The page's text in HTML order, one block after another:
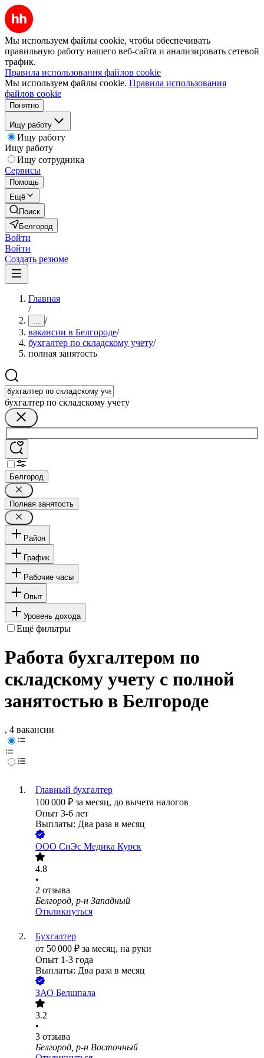
Мы используем файлы cookie, чтобы обеспечивать
правильную работу нашего веб-сайта и анализировать сетевой
трафик.
Правила использования файлов cookie
Мы используем файлы cookie. Правила использования
файлов cookie
Понятно
Ищу работу
Ищу работу
Ищу работу
Ищу сотрудника
Сервисы
Помощь
Ещё
Поиск
Белгород
Войти
Войти
Создать резюме
Главная
/
... /
вакансии в Белгороде/
бухгалтер по складскому учету/
полная занятость
бухгалтер по складскому учету
Белгород
Полная занятость
Район
График
Рабочие часы
Опыт
Уровень дохода
Ещё фильтры
Работа бухгалтером по
складскому учету с полной
занятостью в Белгороде
, 4 вакансии
Главный бухгалтер
100 000 ₽ за месяц, до вычета налогов
Опыт 3-6 лет
Выплаты: Два раза в месяц
ООО СиЭс Медика Курск
4.8
•
2 отзыва
Белгород, р-н Западный
Откликнуться
Бухгалтер
от 50 000 ₽ за месяц, на руки
Опыт 1-3 года
Выплаты: Два раза в месяц
ЗАО Белшпала
3.2
•
3 отзыва
Белгород, р-н Восточный